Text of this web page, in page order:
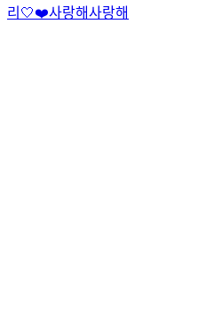
리🤍❤️사랑해사랑해